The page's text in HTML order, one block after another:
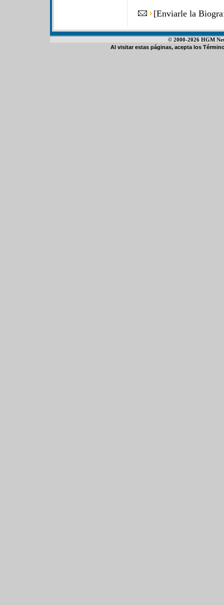
[Enviarle la
© 2000-2026 HGM
Al visitar estas páginas, acepta los